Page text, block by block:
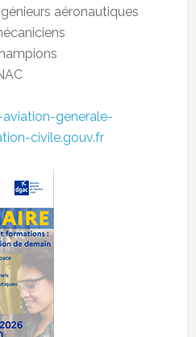
aéronautiques
generale-
civile.gouv.fr